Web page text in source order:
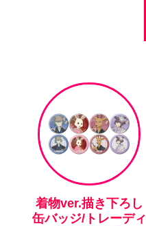
着物ver.描き下ろし
缶バッジ/トレーディ